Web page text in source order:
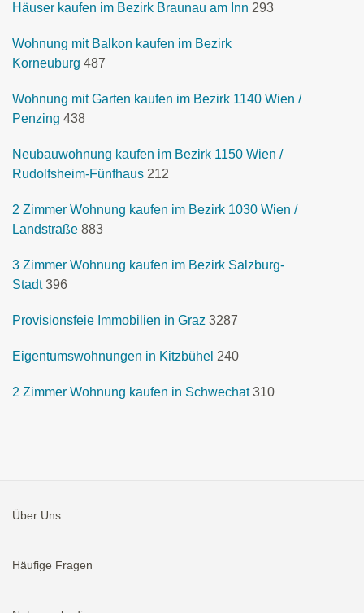
Häuser kaufen im Bezirk Braunau am Inn 293
Wohnung mit Balkon kaufen im Bezirk
Korneuburg 487
Wohnung mit Garten kaufen im Bezirk 1140 Wien /
Penzing 438
Neubauwohnung kaufen im Bezirk 1150 Wien /
Rudolfsheim-Fünfhaus 212
2 Zimmer Wohnung kaufen im Bezirk 1030 Wien /
Landstraße 883
3 Zimmer Wohnung kaufen im Bezirk Salzburg-
Stadt 396
Provisionsfeie Immobilien in Graz 3287
Eigentumswohnungen in Kitzbühel 240
2 Zimmer Wohnung kaufen in Schwechat 310
Über Uns
Häufige Fragen